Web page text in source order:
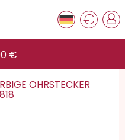
€
€
OHRSTECKER